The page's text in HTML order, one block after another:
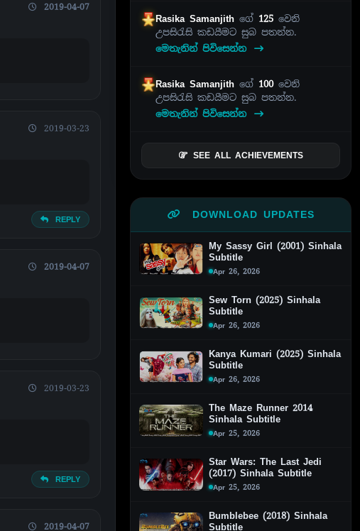
2019-04-07
2019-03-23
REPLY
2019-04-07
2019-03-23
REPLY
2019-04-07
Rasika Samanjithගේ 125 වෙනි
උපසිරැසි කඩයීමට සුබ පතන්න.
මෙතැනින් පිවිසෙන්න
Rasika Samanjithගේ 100වෙනි
උපසිරැසි කඩයීමට සුබ පතන්න.
මෙතැනින් පිවිසෙන්න
SEE ALL ACHIEVEMENTS
DOWNLOAD UPDATES
My Sassy Girl (2001) Sinhala
Subtitle
Apr 26, 2026
Sew Torn (2025) Sinhala
Subtitle
Apr 26, 2026
Kanya Kumari (2025) Sinhala
Subtitle
Apr 26, 2026
The Maze Runner 2014
Sinhala Subtitle
Apr 25, 2026
Star Wars: The Last Jedi
(2017) Sinhala Subtitle
Apr 25, 2026
Bumblebee (2018) Sinhala
Subtitle